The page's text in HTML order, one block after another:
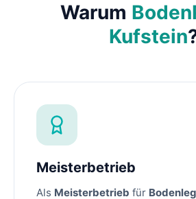
Warum
Kufstein
Meisterbetrieb
Als Meisterbetrieb für